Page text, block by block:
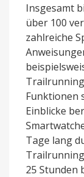
Insgesamt
über 100
zahlreiche
Funktionen
Einblicke
Tage lang
25 Stunden